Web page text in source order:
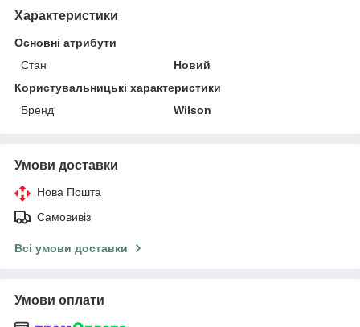
Характеристики
Основні атрибути
Стан
Новий
Користувальницькі характеристики
Бренд
Wilson
Умови доставки
Нова Пошта
Самовивіз
Всі умови доставки
Умови оплати